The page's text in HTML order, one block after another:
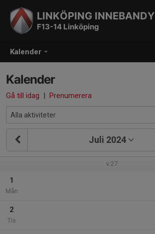
Kalender
LINKÖPING INNEBANDY
F13-14 Linköping
Kalender
Gå till idag | Prenumerera
Juli 2024
v.27
1
Mån
2
Tis